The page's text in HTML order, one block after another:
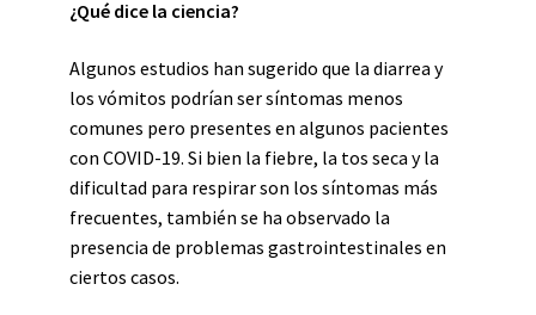
¿Qué dice la ciencia?
Algunos estudios han sugerido que la diarrea y
los vómitos podrían ser síntomas menos
comunes pero presentes en algunos pacientes
con COVID-19. Si bien la fiebre, la tos seca y la
dificultad para respirar son los síntomas más
frecuentes, también se ha observado la
presencia de problemas gastrointestinales en
ciertos casos.